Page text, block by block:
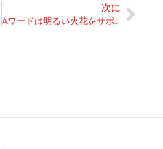
次に
Aワードは明るい火花をサポート